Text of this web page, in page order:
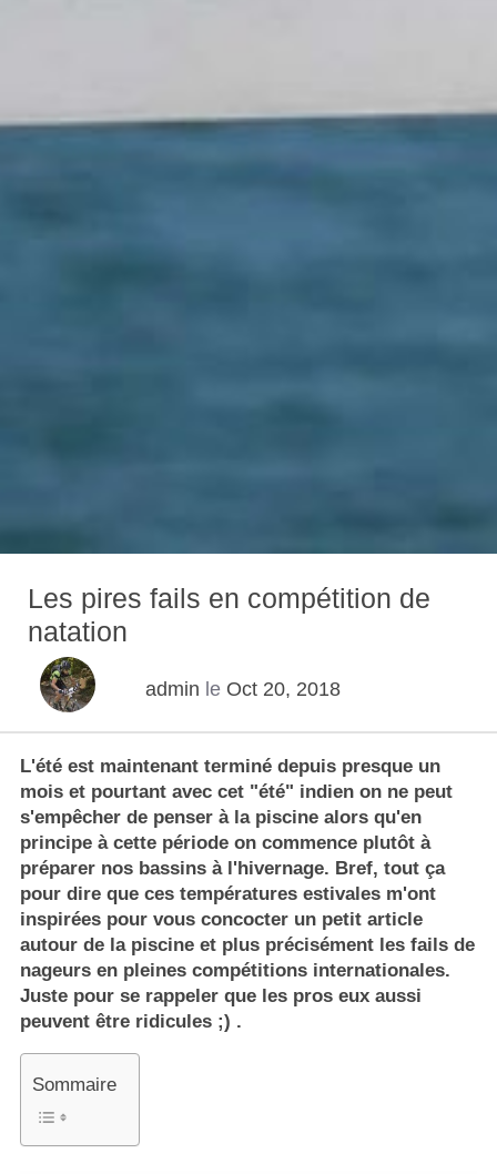
Les pires fails en compétition de
natation
admin le Oct 20, 2018
L'été est maintenant terminé depuis presque un
mois et pourtant avec cet "été" indien on ne peut
s'empêcher de penser à la piscine alors qu'en
principe à cette période on commence plutôt à
préparer nos bassins à l'hivernage. Bref, tout ça
pour dire que ces températures estivales m'ont
inspirées pour vous concocter un petit article
autour de la piscine et plus précisément les fails de
nageurs en pleines compétitions internationales.
Juste pour se rappeler que les pros eux aussi
peuvent être ridicules ;) .
Sommaire